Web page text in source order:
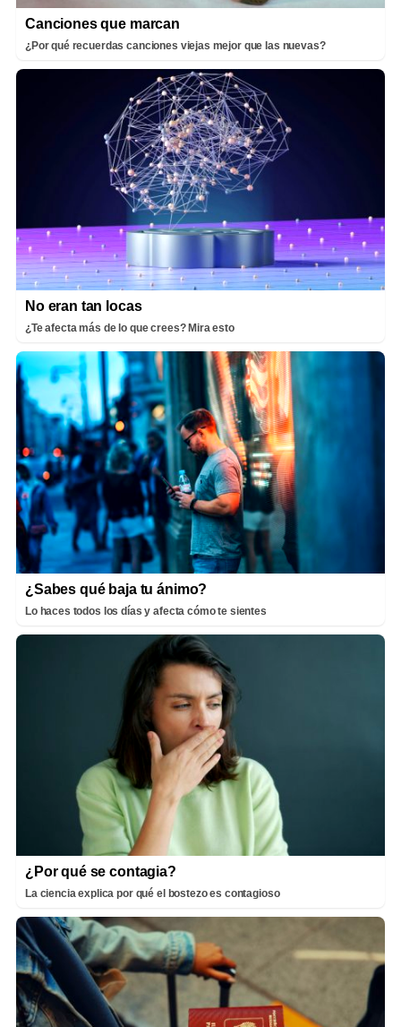
Canciones que marcan
¿Por qué recuerdas canciones viejas mejor que las nuevas?
No eran tan locas
¿Te afecta más de lo que crees? Mira esto
¿Sabes qué baja tu ánimo?
Lo haces todos los días y afecta cómo te sientes
¿Por qué se contagia?
La ciencia explica por qué el bostezo es contagioso